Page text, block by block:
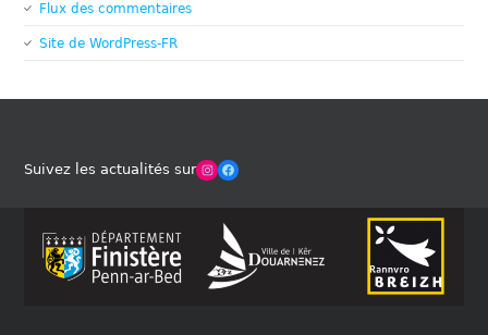
Flux des commentaires
Site de WordPress-FR
Suivez les actualités surWinches Club OfficielFacebook